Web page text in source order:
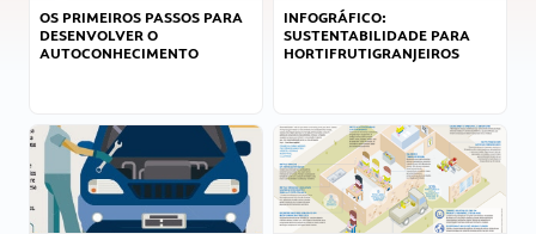
OS PRIMEIROS PASSOS PARA
DESENVOLVER O
AUTOCONHECIMENTO
INFOGRÁFICO:
SUSTENTABILIDADE PARA
HORTIFRUTIGRANJEIROS